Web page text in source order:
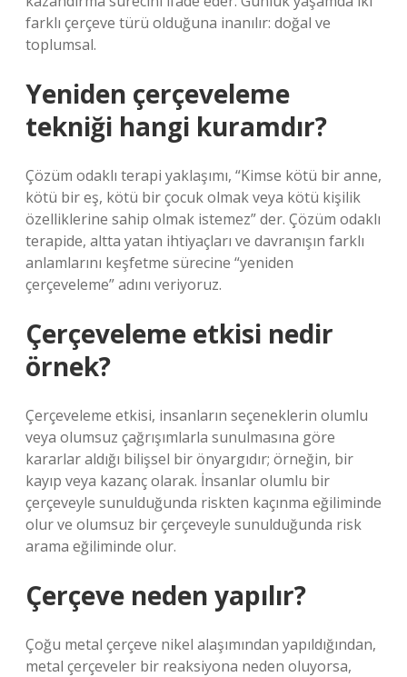
farklı çerçeve türü olduğuna inanılır: doğal ve
toplumsal.
Yeniden çerçeveleme
tekniği hangi kuramdır?
Çözüm odaklı terapi yaklaşımı, “Kimse kötü bir anne,
kötü bir eş, kötü bir çocuk olmak veya kötü kişilik
özelliklerine sahip olmak istemez” der. Çözüm odaklı
terapide, altta yatan ihtiyaçları ve davranışın farklı
anlamlarını keşfetme sürecine “yeniden
çerçeveleme” adını veriyoruz.
Çerçeveleme etkisi nedir
örnek?
Çerçeveleme etkisi, insanların seçeneklerin olumlu
veya olumsuz çağrışımlarla sunulmasına göre
kararlar aldığı bilişsel bir önyargıdır; örneğin, bir
kayıp veya kazanç olarak. İnsanlar olumlu bir
çerçeveyle sunulduğunda riskten kaçınma eğiliminde
olur ve olumsuz bir çerçeveyle sunulduğunda risk
arama eğiliminde olur.
Çerçeve neden yapılır?
Çoğu metal çerçeve nikel alaşımından yapıldığından,
metal çerçeveler bir reaksiyona neden oluyorsa,